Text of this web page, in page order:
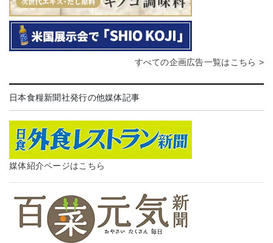
すべての企画広告一覧はこちら >
日本食糧新聞社発行の他媒体記事
媒体紹介ページはこちら